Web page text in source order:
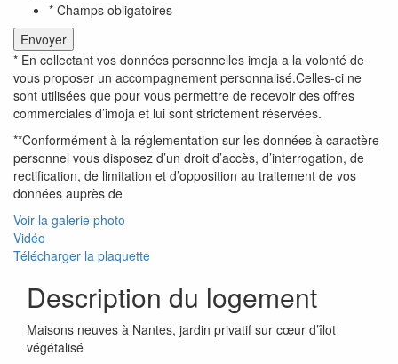
* Champs obligatoires
* En collectant vos données personnelles imoja a la volonté de
vous proposer un accompagnement personnalisé.Celles-ci ne
sont utilisées que pour vous permettre de recevoir des offres
commerciales d’imoja et lui sont strictement réservées.
**Conformément à la réglementation sur les données à caractère
personnel vous disposez d’un droit d’accès, d’interrogation, de
rectification, de limitation et d’opposition au traitement de vos
données auprès de
Voir la galerie photo
Vidéo
Télécharger la plaquette
Description du logement
Maisons neuves à Nantes, jardin privatif sur cœur d’îlot
végétalisé